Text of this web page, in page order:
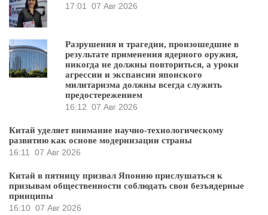
17:01
07 Авг 2026
Разрушения и трагедии, произошедшие в
результате применения ядерного оружия,
никогда не должны повториться, а уроки
агрессии и экспансии японского
милитаризма должны всегда служить
предостережением
16:12 07 Авг 2026
Китай уделяет внимание научно-технологическому
развитию как основе модернизации страны
16:11
07 Авг 2026
Китай в пятницу призвал Японию прислушаться к
призывам общественности соблюдать свои безъядерные
принципы
16:10 07 Авг 2026